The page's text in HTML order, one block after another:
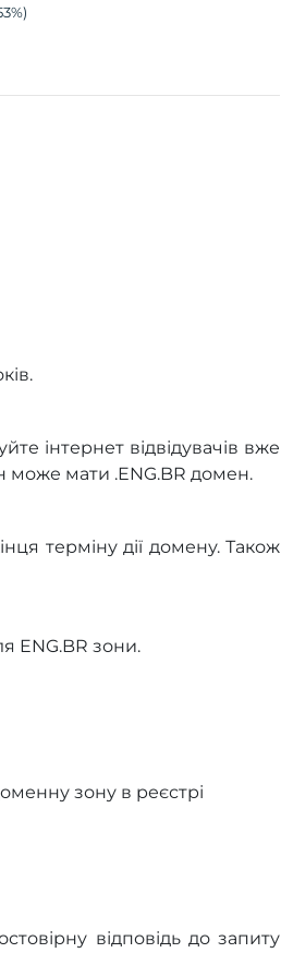
%)
інтернет відвідувачів вже
може мати .ENG.BR домен.
терміну дії домену. Також
ENG.BR зони.
зону в реєстрі
відповідь до запиту